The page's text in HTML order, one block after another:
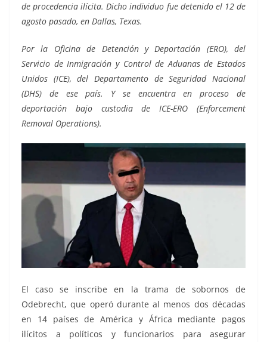
de procedencia ilícita. Dicho individuo fue detenido el 12 de
agosto pasado, en Dallas, Texas.
Por la Oficina de Detención y Deportación (ERO), del
Servicio de Inmigración y Control de Aduanas de Estados
Unidos (ICE), del Departamento de Seguridad Nacional
(DHS) de ese país. Y se encuentra en proceso de
deportación bajo custodia de ICE-ERO (Enforcement
Removal Operations).
El caso se inscribe en la trama de sobornos de
Odebrecht, que operó durante al menos dos décadas
en 14 países de América y África mediante pagos
ilícitos a políticos y funcionarios para asegurar